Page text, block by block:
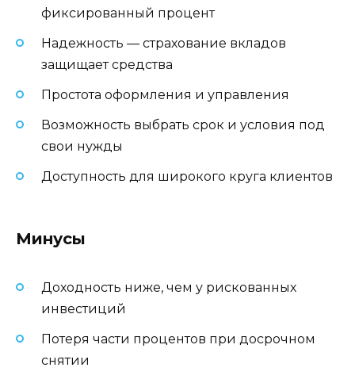
фиксированный процент
Надежность — страхование вкладов
защищает средства
Простота оформления и управления
Возможность выбрать срок и условия под
свои нужды
Доступность для широкого круга клиентов
Минусы
Доходность ниже, чем у рискованных
инвестиций
Потеря части процентов при досрочном
снятии